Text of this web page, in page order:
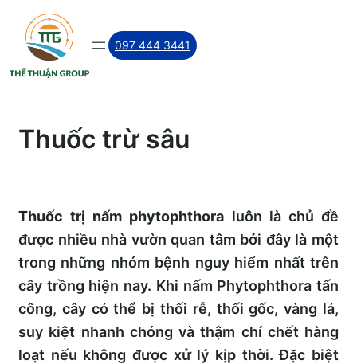
Skip
content
097 444 3441
Thuốc trừ sâu
Thuốc trị nấm phytophthora luôn là chủ đề
được nhiều nhà vườn quan tâm bởi đây là một
trong những nhóm bệnh nguy hiểm nhất trên
cây trồng hiện nay. Khi nấm Phytophthora tấn
công, cây có thể bị thối rễ, thối gốc, vàng lá,
suy kiệt nhanh chóng và thậm chí chết hàng
loạt nếu không được xử lý kịp thời. Đặc biệt